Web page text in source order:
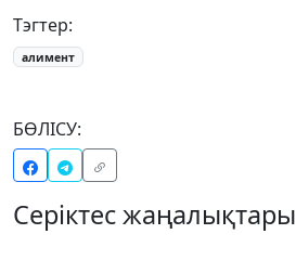
Тэгтер:
алимент
БӨЛІСУ:
Серіктес жаңалықтары